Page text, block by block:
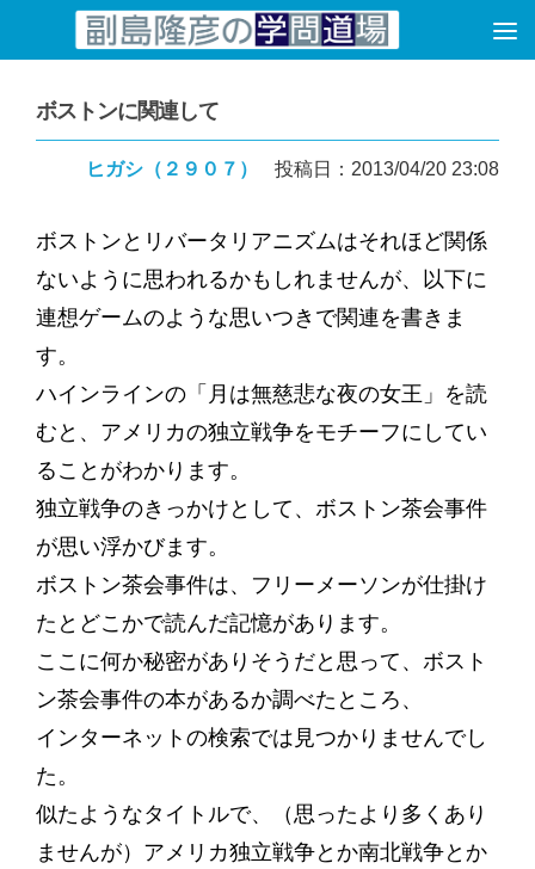
コンテンツへスキップ
ボストンに関連して
ヒガシ（２９０７） 投稿日：2013/04/20 23:08
ボストンとリバータリアニズムはそれほど関係
ないように思われるかもしれませんが、以下に
連想ゲームのような思いつきで関連を書きま
す。
ハインラインの「月は無慈悲な夜の女王」を読
むと、アメリカの独立戦争をモチーフにしてい
ることがわかります。
独立戦争のきっかけとして、ボストン茶会事件
が思い浮かびます。
ボストン茶会事件は、フリーメーソンが仕掛け
たとどこかで読んだ記憶があります。
ここに何か秘密がありそうだと思って、ボスト
ン茶会事件の本があるか調べたところ、
インターネットの検索では見つかりませんでし
た。
似たようなタイトルで、（思ったより多くあり
ませんが）アメリカ独立戦争とか南北戦争とか